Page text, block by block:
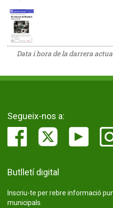
Data i hora de la darrera
Segueix-nos a:
Butlletí digital
Inscriu-te per rebre informació
municipals.